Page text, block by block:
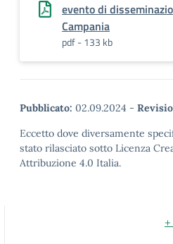
evento di
Campania
pdf - 133 kb
Pubblicato: 02.09.2024 -
Eccetto dove diversamente
stato rilasciato sotto Licenza
Attribuzione 4.0 Italia.